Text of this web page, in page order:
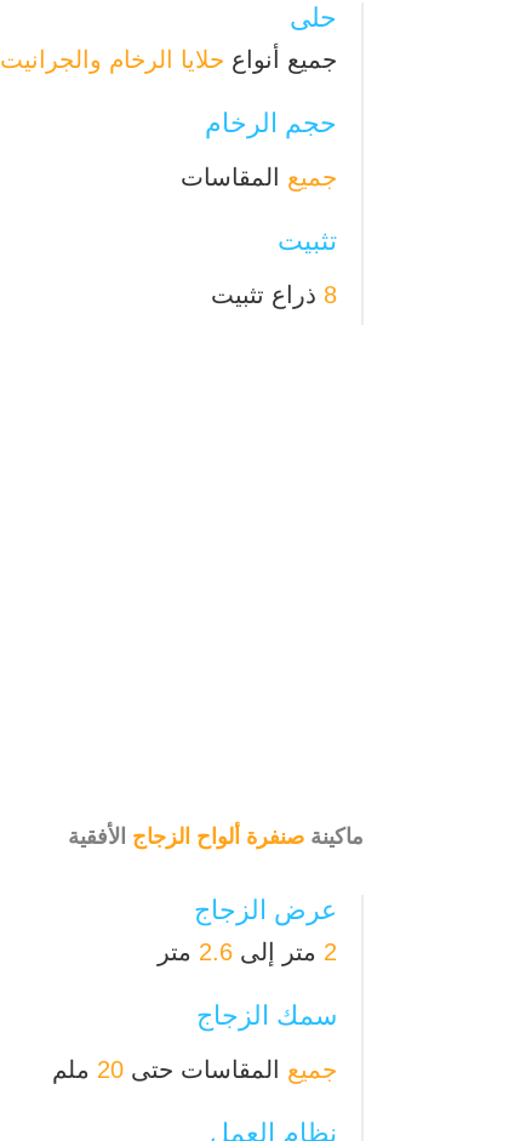
حلى
جميع أنواع حلايا الرخام والجرانيت
حجم الرخام
جميع المقاسات
تثبيت
8 ذراع تثبيت
ماكينة صنفرة ألواح الزجاج الأفقية
عرض الزجاج
2 متر إلى 2.6 متر
سمك الزجاج
جميع المقاسات حتى 20 ملم
نظام العمل